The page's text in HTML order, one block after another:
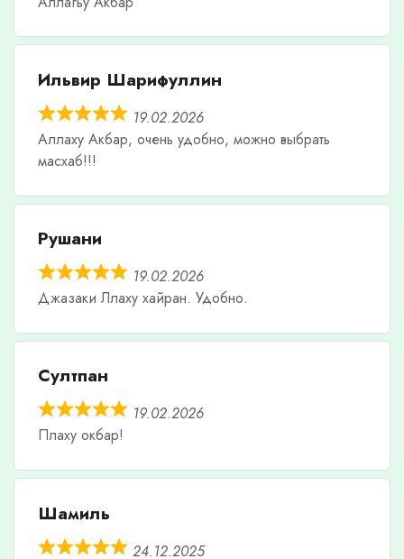
Ильвир Шарифуллин
19.02.2026
Аллаху Акбар, очень удобно, можно выбрать
масхаб!!!
Рушани
19.02.2026
Джазаки Ллаху хайран. Удобно.
Султпан
19.02.2026
Плаху окбар!
Шамиль
24.12.2025